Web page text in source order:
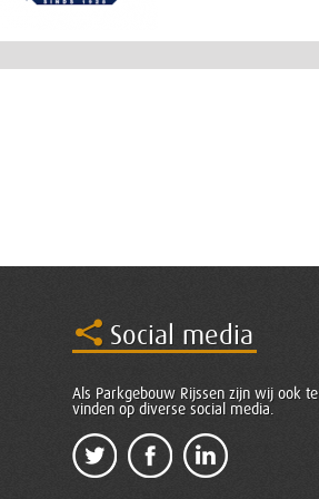
Social media
Als Parkgebouw Rijssen zijn wij ook te
vinden op diverse social media.